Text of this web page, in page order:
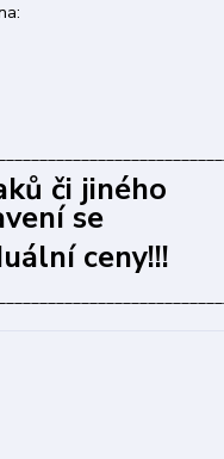
či jiného
se
ceny!!!